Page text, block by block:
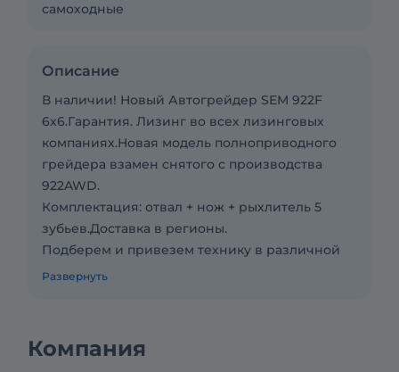
самоходные
Описание
В наличии! Новый Автогрейдер SEM 922F
6х6.Гарантия. Лизинг во всех лизинговых
компаниях.Новая модель полноприводного
грейдера взамен снятого с производства
922AWD.
Комплектация: отвал + нож + рыхлитель 5
зубьев.Доставка в регионы.
Подберем и привезем технику в различной
комплектации по вашим параметрам.
Количество скоростей вперед/назад: 6/3
Развернуть
Компания